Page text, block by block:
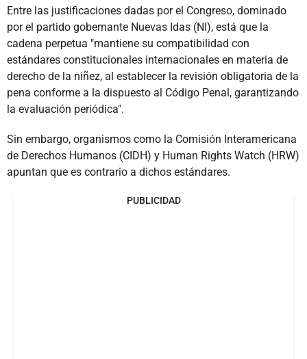
Entre las justificaciones dadas por el Congreso, dominado
por el partido gobernante Nuevas Idas (NI), está que la
cadena perpetua "mantiene su compatibilidad con
estándares constitucionales internacionales en materia de
derecho de la niñez, al establecer la revisión obligatoria de la
pena conforme a la dispuesto al Código Penal, garantizando
la evaluación periódica".
Sin embargo, organismos como la Comisión Interamericana
de Derechos Humanos (CIDH) y Human Rights Watch (HRW)
apuntan que es contrario a dichos estándares.
PUBLICIDAD